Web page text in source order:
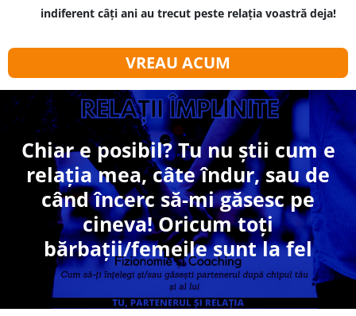
indiferent câți ani au trecut peste relația voastră deja!
VREAU ACUM
Chiar e posibil? Tu nu știi cum e
relația mea, câte îndur, sau de
când încerc să-mi găsesc pe
cineva! Oricum toți
bărbații/femeile sunt la fel